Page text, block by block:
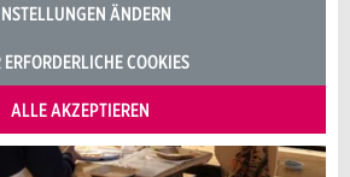
ÄNDERN
ERFORDERLICHE COOKIES
ALLE AKZEPTIEREN